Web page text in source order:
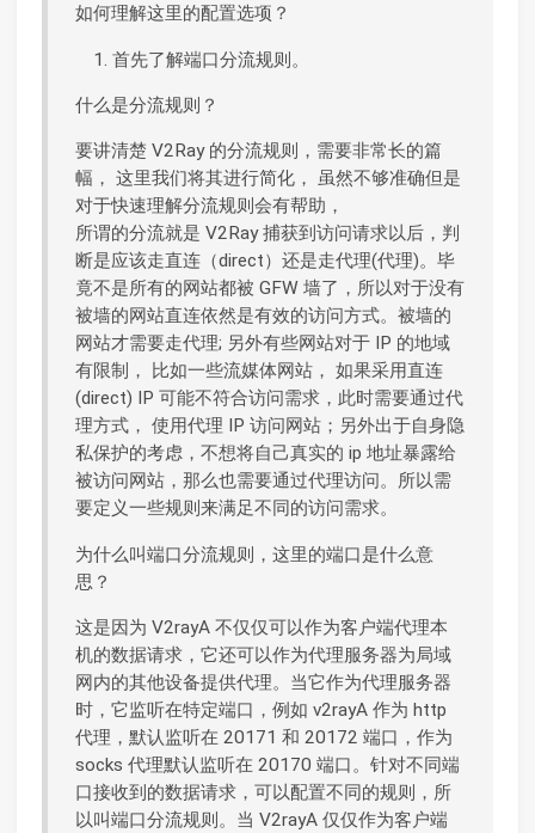
如何理解这里的配置选项？
首先了解端口分流规则。
什么是分流规则？
要讲清楚 V2Ray 的分流规则，需要非常长的篇
幅， 这里我们将其进行简化， 虽然不够准确但是
对于快速理解分流规则会有帮助，
所谓的分流就是 V2Ray 捕获到访问请求以后，判
断是应该走直连（direct）还是走代理(代理)。毕
竟不是所有的网站都被 GFW 墙了，所以对于没有
被墙的网站直连依然是有效的访问方式。被墙的
网站才需要走代理; 另外有些网站对于 IP 的地域
有限制， 比如一些流媒体网站， 如果采用直连
(direct) IP 可能不符合访问需求，此时需要通过代
理方式， 使用代理 IP 访问网站；另外出于自身隐
私保护的考虑，不想将自己真实的 ip 地址暴露给
被访问网站，那么也需要通过代理访问。所以需
要定义一些规则来满足不同的访问需求。
为什么叫端口分流规则，这里的端口是什么意
思？
这是因为 V2rayA 不仅仅可以作为客户端代理本
机的数据请求，它还可以作为代理服务器为局域
网内的其他设备提供代理。当它作为代理服务器
时，它监听在特定端口，例如 v2rayA 作为 http
代理，默认监听在 20171 和 20172 端口，作为
socks 代理默认监听在 20170 端口。针对不同端
口接收到的数据请求，可以配置不同的规则，所
以叫端口分流规则。当 V2rayA 仅仅作为客户端